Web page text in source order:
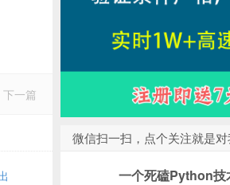
下一篇
微信扫一扫，点个关注就是对
一个死磕Python技